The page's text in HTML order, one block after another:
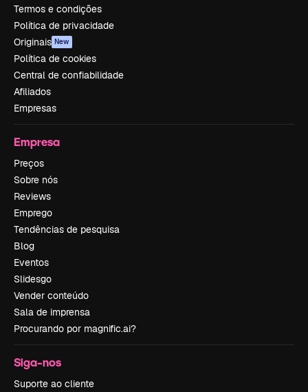
Termos e condições
Política de privacidade
Originais New
Política de cookies
Central de confiabilidade
Afiliados
Empresas
Empresa
Preços
Sobre nós
Reviews
Emprego
Tendências de pesquisa
Blog
Eventos
Slidesgo
Vender conteúdo
Sala de imprensa
Procurando por magnific.ai?
Siga-nos
Suporte ao cliente